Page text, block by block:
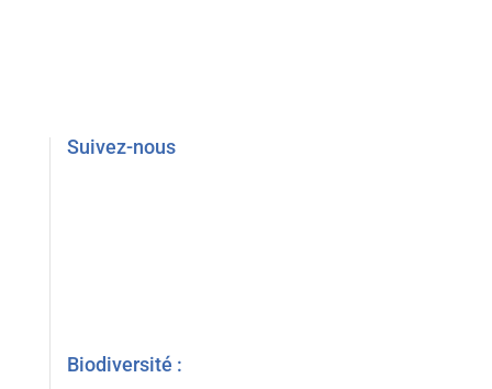
Suivez-nous
Biodiversité :